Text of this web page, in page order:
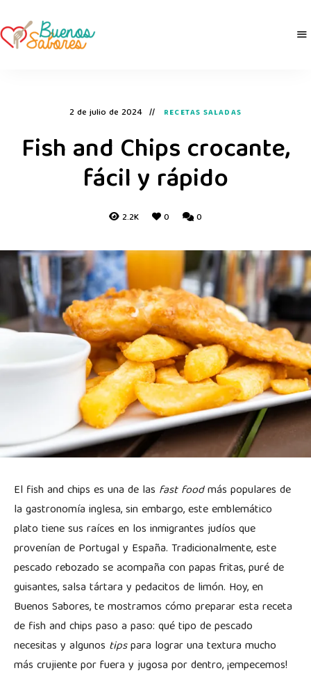
2 de julio de 2024 RECETAS SALADAS
Fish and Chips crocante,
fácil y rápido
2.2K 0 0
El fish and chips es una de las fast foodmás populares de
la gastronomía inglesa, sin embargo, este emblemático
plato tiene sus raíces en los inmigrantes judíos que
provenían de Portugal y España. Tradicionalmente, este
pescado rebozado se acompaña con papas fritas, puré de
guisantes, salsa tártara y pedacitos de limón. Hoy, en
Buenos Sabores, te mostramos cómo preparar esta receta
de fish and chips paso a paso: qué tipo de pescado
necesitas y algunos tipspara lograr una textura mucho
más crujiente por fuera y jugosa por dentro, ¡empecemos!